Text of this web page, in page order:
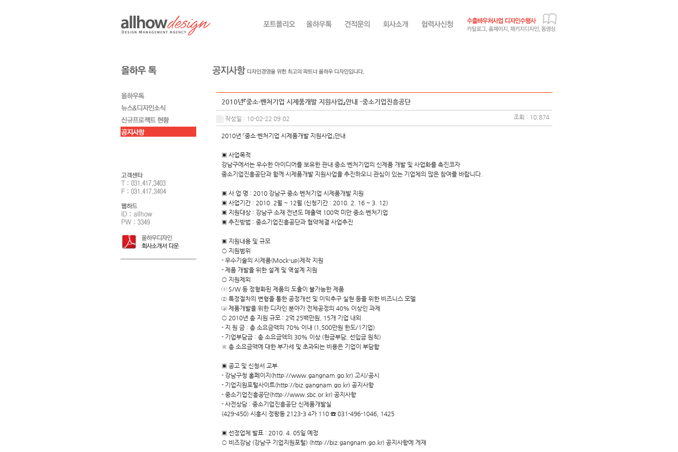
2010년『중소·벤처기업 시제품개발 지원사업』안내 -중소기업진흥공단
작성일 : 10-02-22 09:02 조회 : 10,874
2010년 『중소·벤처기업 시제품개발 지원사업』안내
▣ 사업목적
강남구에서는 우수한 아이디어를 보유한 관내 중소·벤처기업의 신제품 개발 및 사업화를 촉진코자
중소기업진흥공단과 함께 시제품개발 지원사업을 추진하오니 관심이 있는 기업체의 많은 참여를 바랍니다.
▣ 사 업 명 : 2010 강남구 중소·벤처기업 시제품개발 지원
▣ 사업기간 : 2010. 2월 ~ 12월 (신청기간 : 2010. 2. 16 ~ 3. 12)
▣ 지원대상 : 강남구 소재 전년도 매출액 100억 미만 중소·벤처기업
▣ 추진방법 : 중소기업진흥공단과 협약체결 사업추진
▣ 지원내용 및 규모
○ 지원범위
- 우수기술의 시제품(Mock-up)제작 지원
- 제품 개발을 위한 설계 및 역설계 지원
○ 지원제외
① S/W 등 정형화된 제품의 도출이 불가능한 제품
② 특정절차의 변형을 통한 공정개선 및 이익추구 실현 등을 위한 비즈니스 모델
③ 제품개발을 위한 디자인 분야가 전체공정의 40% 이상인 과제
○ 2010년 총 지원 규모 : 2억 25백만원, 15개 기업 내외
- 지 원 금 : 총 소요금액의 70% 이내 (1,500만원 한도/1기업)
- 기업부담금 : 총 소요금액의 30% 이상 (현금부담, 선입금 원칙)
※ 총 소요금액에 대한 부가세 및 초과되는 비용은 기업이 부담함
▣ 공고 및 신청서 교부
- 강남구청 홈페이지(http://www.gangnam.go.kr) 고시/공시
- 기업지원포털사이트(http://biz.gangnam.go.kr) 공지사항
- 중소기업진흥공단(http://www.sbc.or.kr) 공지사항
- 사전상담 : 중소기업진흥공단 신제품개발실
(429-450) 시흥시 정왕동 2123-3 4가 110 ☎ 031-496-1046, 1425
▣ 선정업체 발표 : 2010. 4. 05일 예정
○ 비즈강남 (강남구 기업지원포털) (http://biz.gangnam.go.kr) 공지사항에 게재